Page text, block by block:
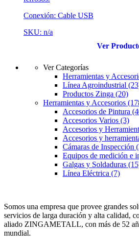
Conexión: Cable USB
SKU: n/a
Ver
Ver Categorías
Herramientas y
Línea Agroindustrial
Productos Zinga (20)
Herramientas y Accesorios
Accesorios de Pintura
Accesorios Varios (3)
Accesorios y
Accesorios y
Cámaras de Inspección
Equipos de medición e
Galgas y Soldaduras
Línea Eléctrica (7)
Somos una empresa que provee grandes
servicios de larga duración y alta calidad,
aliado ZINGAMETALL, con más de 52
mundial.